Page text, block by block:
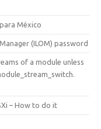
México
(ILOM) password
of a module unless
– How to do it